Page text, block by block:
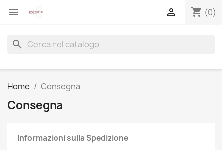
 shopping_cart (0)

search
Home Consegna
Consegna
Informazioni sulla Spedizione